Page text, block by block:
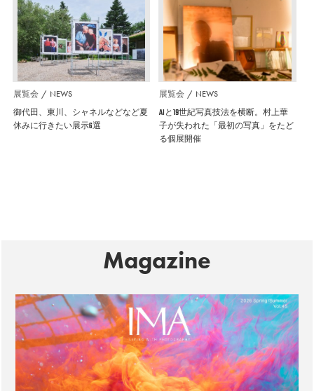
展覧会 NEWS
御代田、東川、シャネルなどなど夏
休みに行きたい展示6選
展覧会 NEWS
AIと19世紀写真技法を横断。村上華
子が失われた「最初の写真」をたど
る個展開催
Magazine